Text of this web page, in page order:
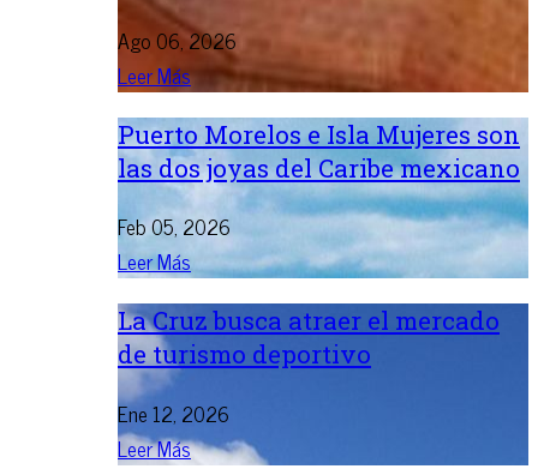
Ago 06, 2026
Leer Más
Puerto Morelos e Isla Mujeres son
las dos joyas del Caribe mexicano
Feb 05, 2026
Leer Más
La Cruz busca atraer el mercado
de turismo deportivo
Ene 12, 2026
Leer Más